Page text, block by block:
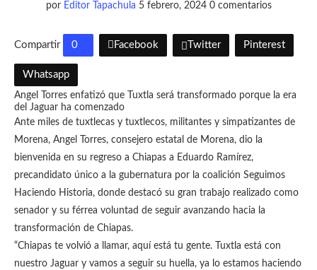
por Editor Tapachula 5 febrero, 2024 0 comentarios
Compartir 0 Facebook Twitter Pinterest
Whatsapp
Angel Torres enfatizó que Tuxtla será transformado porque la era
del Jaguar ha comenzado
Ante miles de tuxtlecas y tuxtlecos, militantes y simpatizantes de
Morena, Angel Torres, consejero estatal de Morena, dio la
bienvenida en su regreso a Chiapas a Eduardo Ramírez,
precandidato único a la gubernatura por la coalición Seguimos
Haciendo Historia, donde destacó su gran trabajo realizado como
senador y su férrea voluntad de seguir avanzando hacia la
transformación de Chiapas.
“Chiapas te volvió a llamar, aquí está tu gente. Tuxtla está con
nuestro Jaguar y vamos a seguir su huella, ya lo estamos haciendo